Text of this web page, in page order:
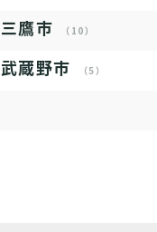
三鷹市 （10）
武蔵野市 （5）